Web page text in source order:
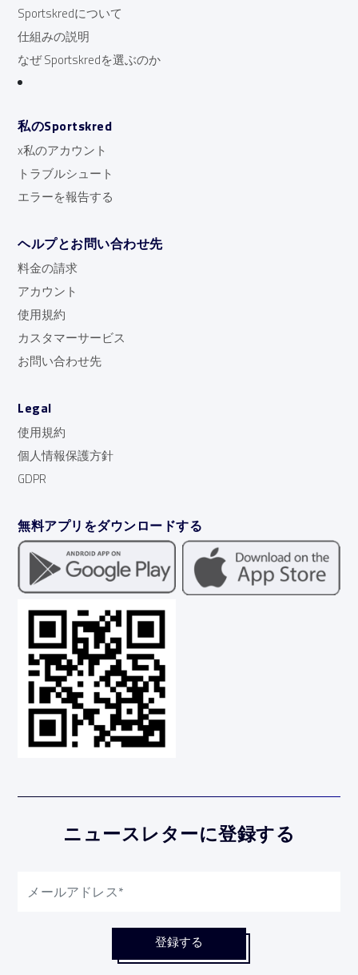
Sportskredについて
仕組みの説明
なぜ Sportskredを選ぶのか
私のSportskred
x私のアカウント
トラブルシュート
エラーを報告する
ヘルプとお問い合わせ先
料金の請求
アカウント
使用規約
カスタマーサービス
お問い合わせ先
Legal
使用規約
個人情報保護方針
GDPR
無料アプリをダウンロードする
ニュースレターに登録する